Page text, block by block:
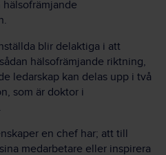
hälsofrämjande
blir delaktiga i att
hälsofrämjande riktning,
ledarskap kan delas upp i två
som är doktor i
en chef har; att till
medarbetare eller inspirera